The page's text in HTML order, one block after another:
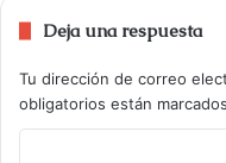
Deja una respuesta
Tu dirección de correo
obligatorios están